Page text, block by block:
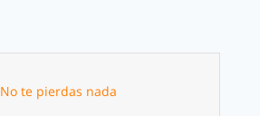
No te pierdas nada